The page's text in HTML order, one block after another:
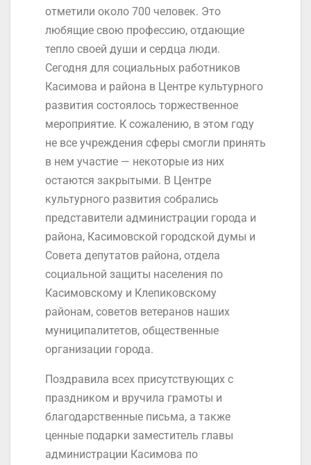
отметили около 700 человек. Это
любящие свою профессию, отдающие
тепло своей души и сердца люди.
Сегодня для социальных работников
Касимова и района в Центре культурного
развития состоялось торжественное
мероприятие. К сожалению, в этом году
не все учреждения сферы смогли принять
в нем участие — некоторые из них
остаются закрытыми. В Центре
культурного развития собрались
представители администрации города и
района, Касимовской городской думы и
Совета депутатов района, отдела
социальной защиты населения по
Касимовскому и Клепиковскому
районам, советов ветеранов наших
муниципалитетов, общественные
организации города.
Поздравила всех присутствующих с
праздником и вручила грамоты и
благодарственные письма, а также
ценные подарки заместитель главы
администрации Касимова по